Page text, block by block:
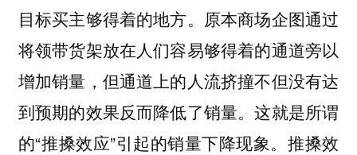
目标买主够得着的地方。原本商场企图通过
将领带货架放在人们容易够得着的通道旁以
增加销量，但通道上的人流挤撞不但没有达
到预期的效果反而降低了销量。这就是所谓
的“推搡效应”引起的销量下降现象。推搡效